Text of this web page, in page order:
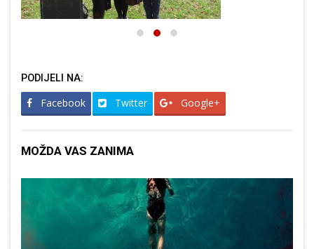
PODIJELI NA:
Facebook Twitter Google+
MOŽDA VAS ZANIMA